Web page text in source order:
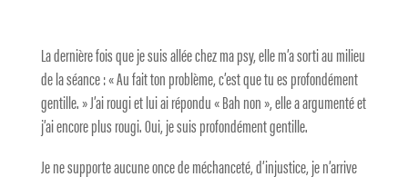
La dernière fois que je suis allée chez ma psy, elle m’a sorti au milieu
de la séance : « Au fait ton problème, c’est que tu es profondément
gentille. » J’ai rougi et lui ai répondu « Bah non », elle a argumenté et
j’ai encore plus rougi. Oui, je suis profondément gentille.
Je ne supporte aucune once de méchanceté, d’injustice, je n’arrive